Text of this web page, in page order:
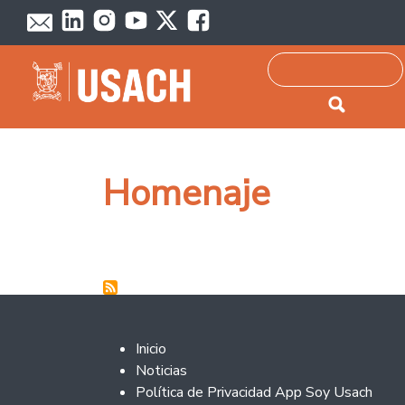
Passar para o conteúdo principal
Pesquisar
Homenaje
Footer 2
Inicio
Noticias
Política de Privacidad App Soy Usach